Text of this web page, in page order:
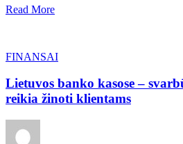
Read More
FINANSAI
Lietuvos banko kasose –
reikia žinoti klientams